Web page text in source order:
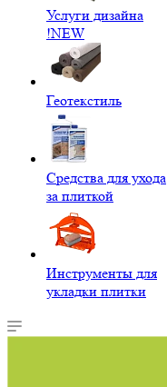
Услуги дизайна
!NEW
Геотекстиль
Средства для ухода
за плиткой
Инструменты для
укладки плитки